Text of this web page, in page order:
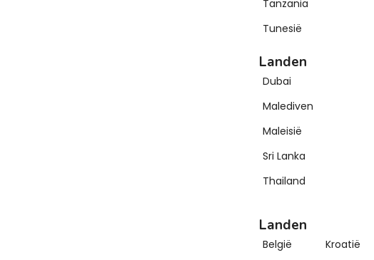
Tanzania
Tunesië
Landen
Dubai
Malediven
Maleisië
Sri Lanka
Thailand
Landen
België
Kroatië